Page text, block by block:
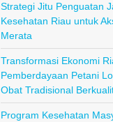
Strategi Jitu Penguatan
Kesehatan Riau untuk
Merata
Transformasi Ekonomi
Pemberdayaan Petani
Obat Tradisional
Program Kesehatan